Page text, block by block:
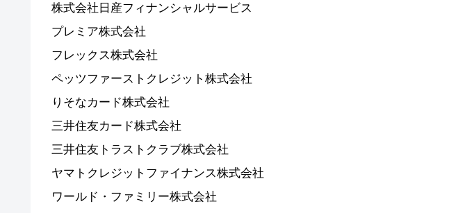
株式会社日産フィナンシャルサービス
プレミア株式会社
フレックス株式会社
ペッツファーストクレジット株式会社
りそなカード株式会社
三井住友カード株式会社
三井住友トラストクラブ株式会社
ヤマトクレジットファイナンス株式会社
ワールド・ファミリー株式会社